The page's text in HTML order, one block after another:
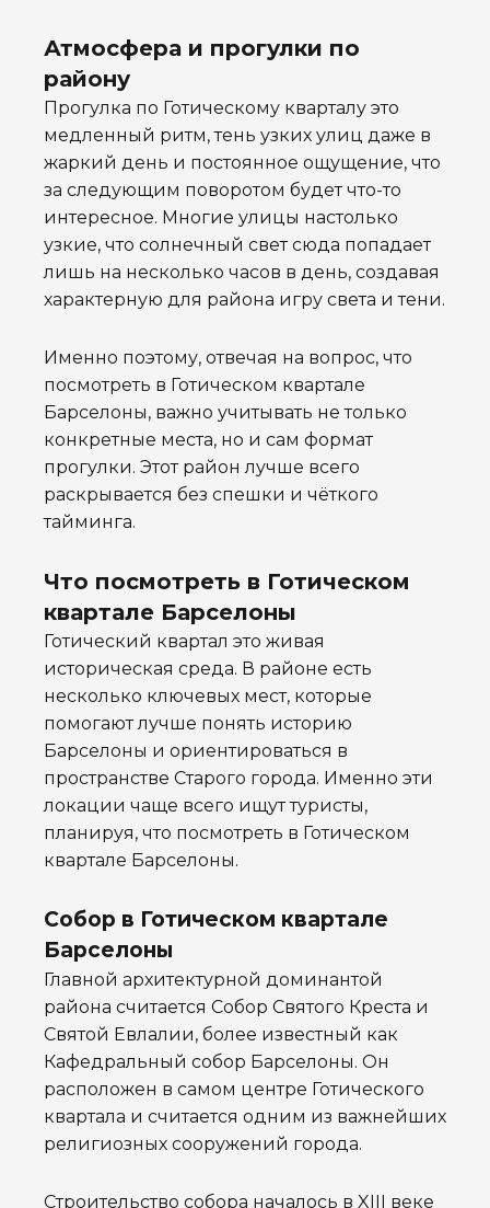
Атмосфера и прогулки по
району
Прогулка по Готическому кварталу это
медленный ритм, тень узких улиц даже в
жаркий день и постоянное ощущение, что
за следующим поворотом будет что-то
интересное. Многие улицы настолько
узкие, что солнечный свет сюда попадает
лишь на несколько часов в день, создавая
характерную для района игру света и тени.
Именно поэтому, отвечая на вопрос, что
посмотреть в Готическом квартале
Барселоны, важно учитывать не только
конкретные места, но и сам формат
прогулки. Этот район лучше всего
раскрывается без спешки и чёткого
тайминга.
Что посмотреть в Готическом
квартале Барселоны
Готический квартал это живая
историческая среда. В районе есть
несколько ключевых мест, которые
помогают лучше понять историю
Барселоны и ориентироваться в
пространстве Старого города. Именно эти
локации чаще всего ищут туристы,
планируя, что посмотреть в Готическом
квартале Барселоны.
Собор в Готическом квартале
Барселоны
Главной архитектурной доминантой
района считается Собор Святого Креста и
Святой Евлалии, более известный как
Кафедральный собор Барселоны. Он
расположен в самом центре Готического
квартала и считается одним из важнейших
религиозных сооружений города.
Строительство собора началось в XIII веке